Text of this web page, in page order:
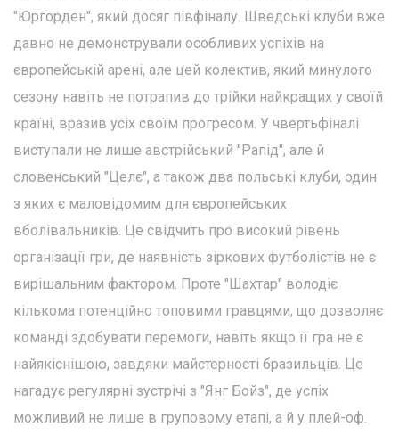
"Юргорден", який досяг півфіналу. Шведські клуби вже
давно не демонстрували особливих успіхів на
європейській арені, але цей колектив, який минулого
сезону навіть не потрапив до трійки найкращих у своїй
країні, вразив усіх своїм прогресом. У чвертьфіналі
виступали не лише австрійський "Рапід", але й
словенський "Целє", а також два польські клуби, один
з яких є маловідомим для європейських
вболівальників. Це свідчить про високий рівень
організації гри, де наявність зіркових футболістів не є
вирішальним фактором. Проте "Шахтар" володіє
кількома потенційно топовими гравцями, що дозволяє
команді здобувати перемоги, навіть якщо її гра не є
найякіснішою, завдяки майстерності бразильців. Це
нагадує регулярні зустрічі з "Янг Бойз", де успіх
можливий не лише в груповому етапі, а й у плей-оф.